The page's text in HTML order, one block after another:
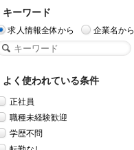
キーワード
求人情報全体から 企業名から
よく使われている条件
正社員
職種未経験歓迎
学歴不問